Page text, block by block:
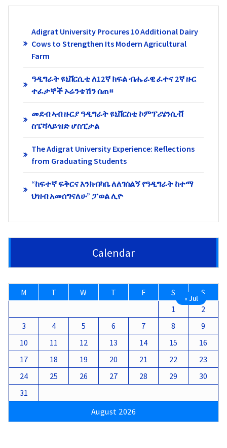
Adigrat University Procures 10 Additional Dairy
Cows to Strengthen Its Modern Agricultural
Farm
ዓዲግራት ዩኒቨርሲቲ ለ12ኛ ክፍል ብሔራዊ ፈተና 2ኛ ዙር
ተፈታኞች ኦሬንቴሽን ሰጠ።
መደብ ኣብ ዙርያ ዓዲግራት ዩኒቨርስቲ ኮምፕሪሄንሲቭ
ስፔሻላይዝድ ሆስፒታል
The Adigrat University Experience: Reflections
from Graduating Students
“ከፍተኛ ፍቅርና እንክብካቤ ለለገሰልኝ የዓዲግራት ከተማ
ህዝብ አመሰግናለሁ” ፓወል ሊዮ
Calendar
August 2026
M T W T F S
S
1
2
3
4 5 6 7 8
9
10
11 12 13 14 15
16
17
18 19 20 21 22
23
24
25 26 27 28 29
30
31
« Jul